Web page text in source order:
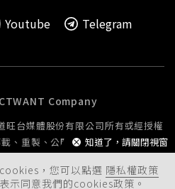
，您可以點選 隱私權政策
示同意我們的cookies政策。
知道了，請關閉視窗
Youtube Telegram
Company
旺台媒體股份有限公司所有或經授權
、重製、公開播送或公開傳輸。